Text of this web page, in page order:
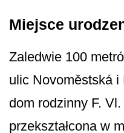
Miejsce
Zaledwie 100
ulic Novoměstská
dom rodzinny F.
przekształcona w